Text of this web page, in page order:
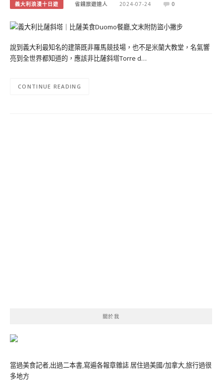
義大利浪漫十日遊 省錢旅遊達人 2024-07-24 0
說到義大利最知名的建築既非羅馬競技場，也不是米蘭大教堂，名氣響
亮到全世界都知道的，應該非比薩斜塔Torre d…
CONTINUE READING
關於我
當過美食記者,出過二本書,寫遍各報章雜誌 居住過美國/加拿大,旅行過很
多地方